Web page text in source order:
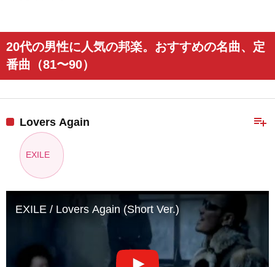
20代の男性に人気の邦楽。おすすめの名曲、定
番曲（81〜90）
playlist_add
Lovers Again
EXILE
EXILE / Lovers Again (Short Ver.)